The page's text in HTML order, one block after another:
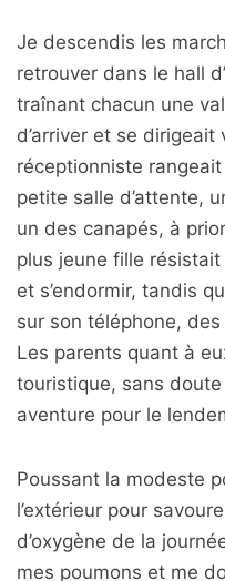
Je descendis les
retrouver dans le hall
traînant chacun une
d’arriver et se
réceptionniste
petite salle d’attente,
un des canapés, à
plus jeune fille
et s’endormir, tandis
sur son téléphone,
Les parents quant à
touristique, sans doute
aventure pour le
Poussant la modeste
l’extérieur pour
d’oxygène de la
mes poumons et me